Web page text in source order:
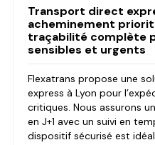
Transport direct
acheminement
traçabilité complète
sensibles et urgents
Flexatrans propose une
express à Lyon pour
critiques. Nous assurons
en J+1 avec un suivi en
dispositif sécurisé est